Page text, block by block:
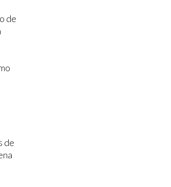
de
de